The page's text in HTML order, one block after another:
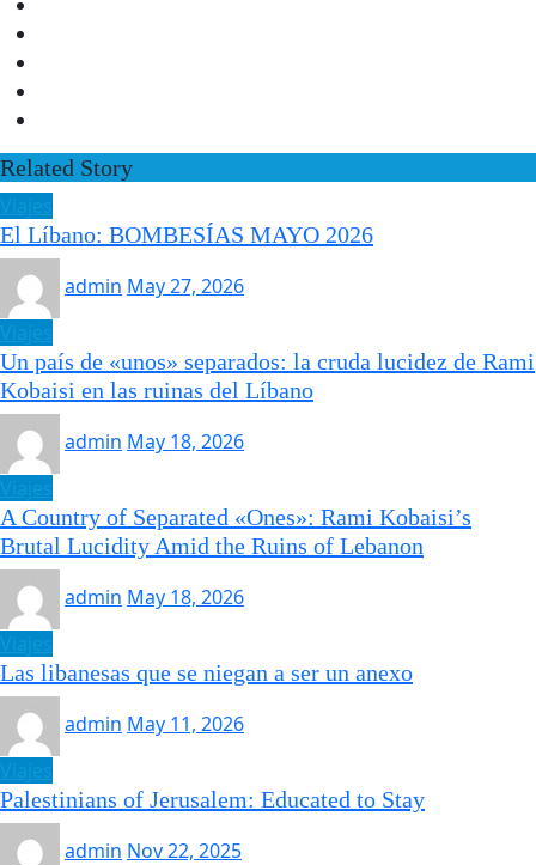
Related Story
El Líbano: BOMBESÍAS MAYO 2026
admin May 27, 2026
Un país de «unos» separados: la cruda lucidez de Rami
Kobaisi en las ruinas del Líbano
admin May 18, 2026
A Country of Separated «Ones»: Rami Kobaisi’s
Brutal Lucidity Amid the Ruins of Lebanon
admin May 18, 2026
Las libanesas que se niegan a ser un anexo
admin May 11, 2026
Palestinians of Jerusalem: Educated to Stay
admin Nov 22, 2025